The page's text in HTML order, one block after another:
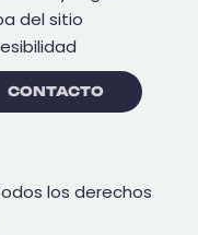
del sitio
CONTACTO
los derechos